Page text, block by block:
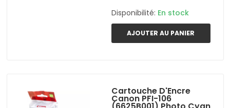
Disponibilité: En stock
AJOUTER AU PANIER
Cartouche D'Encre
Canon PFI-106